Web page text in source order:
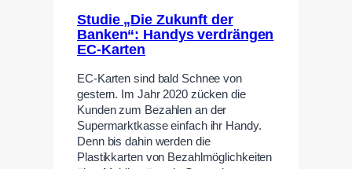
Studie „Die Zukunft der
Banken“: Handys verdrängen
EC-Karten
EC-Karten sind bald Schnee von
gestern. Im Jahr 2020 zücken die
Kunden zum Bezahlen an der
Supermarktkasse einfach ihr Handy.
Denn bis dahin werden die
Plastikkarten von Bezahlmöglichkeiten